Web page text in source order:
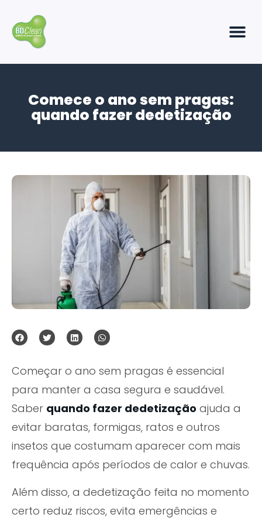
Comece o ano sem pragas:
quando fazer dedetização
Começar o ano sem pragas é essencial
para manter a casa segura e saudável.
Saber quando fazer dedetização ajuda a
evitar baratas, formigas, ratos e outros
insetos que costumam aparecer com mais
frequência após períodos de calor e chuvas.
Além disso, a dedetização feita no momento
certo reduz riscos, evita emergências e